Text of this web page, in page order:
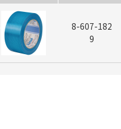
8-607-182
9